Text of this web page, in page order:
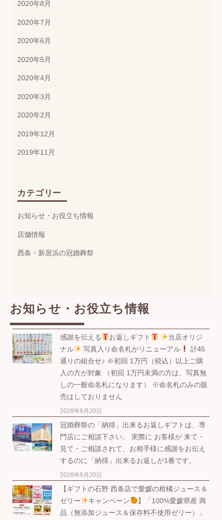
2020年8月
2020年7月
2020年6月
2020年5月
2020年4月
2020年3月
2020年2月
2019年12月
2019年11月
カテゴリー
お知らせ・お役立ち情報
店舗情報
西条・新居浜の冠婚葬祭
お知らせ・お役立ち情報
感謝を伝える お返しギフト
当店オリジ
ナル
写真入り命名札がリニューアル
計45
通りの組合せ♪ ※初回 1万円（税込）以上ご購
入の方が対象 （初回 1万円未満の方は、写真無
しの一般命名札になります） ※命名札のみの販
売はしておりません
2026年6月20日
冠婚葬祭の「納得」出来るお返しギフトは、専
門店にご相談下さい。 実際に お客様が 来て・
見て・ご相談されて、お相手様に感謝をお伝え
するのに「納得」出来るお返しが1番です。
2026年6月20日
【ギフトの石野 西条店で愛媛の柑橘ジュース＆
ゼリー
キャンペーン
】「100%愛媛県産 商
品（無添加ジュース＆保存料不使用ゼリー）」